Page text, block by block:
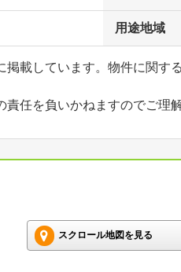
用途地域
掲載しています。物件に関
任を負いかねますのでご理
スクロール地図を見る